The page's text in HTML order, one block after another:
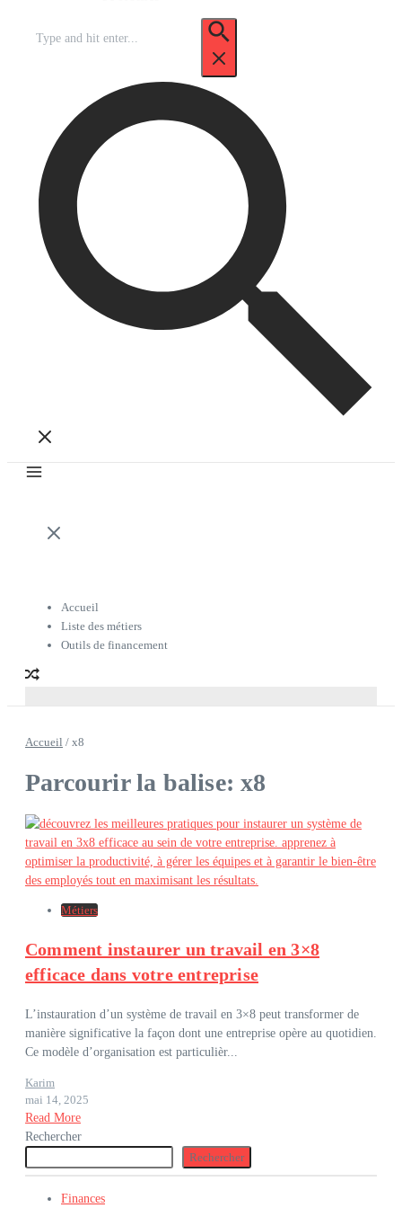
pour
Accueil
Liste des métiers
Outils de financement
Accueil / x8
Parcourir la balise: x8
Métiers
Comment instaurer un travail en 3×8
efficace dans votre entreprise
L’instauration d’un système de travail en 3×8 peut transformer de
manière significative la façon dont une entreprise opère au quotidien.
Ce modèle d’organisation est particulièr...
Karim
mai 14, 2025
Read More
Rechercher
Rechercher
Finances